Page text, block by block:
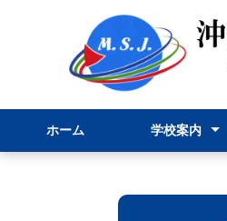
ホーム 学校案内